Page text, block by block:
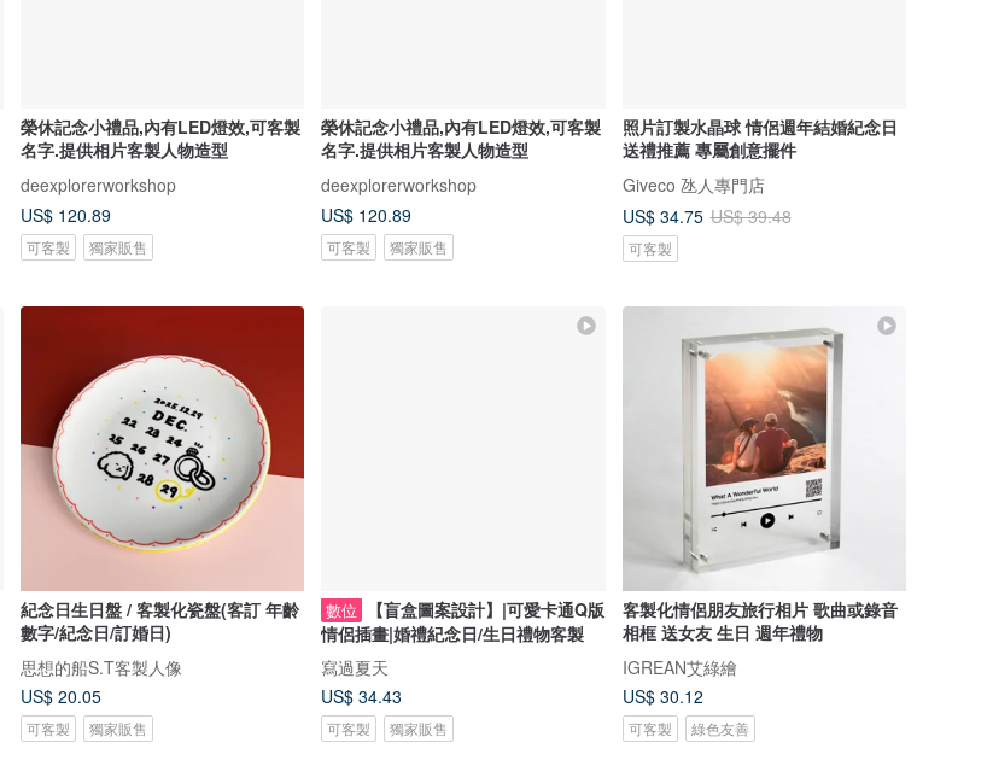
榮休記念小禮品,內有LED燈效,可客製
名字.提供相片客製人物造型
deexplorerworkshop
US$ 120.89
可客製 獨家販售
榮休記念小禮品,內有LED燈效,可客製
名字.提供相片客製人物造型
deexplorerworkshop
US$ 120.89
可客製 獨家販售
照片訂製水晶球 情侶週年結婚紀念日
送禮推薦 專屬創意擺件
Giveco 氹人專門店
US$ 34.75 US$ 39.48
可客製
紀念日生日盤 / 客製化瓷盤(客訂 年齡
數字/紀念日/訂婚日)
思想的船S.T客製人像
US$ 20.05
可客製 獨家販售
數位
【盲盒圖案設計】|可愛卡通Q版
情侶插畫|婚禮紀念日/生日禮物客製
寫過夏天
US$ 34.43
可客製 獨家販售
客製化情侶朋友旅行相片 歌曲或錄音
相框 送女友 生日 週年禮物
IGREAN艾綠繪
US$ 30.12
可客製 綠色友善